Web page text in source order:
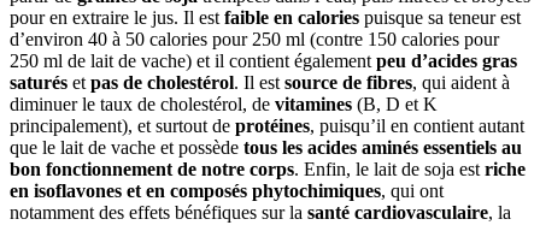
pour en extraire le jus. Il est faible en calories puisque sa teneur est
d’environ 40 à 50 calories pour 250 ml (contre 150 calories pour
250 ml de lait de vache) et il contient également peu d’acides gras
saturés et pas de cholestérol. Il est source de fibres, qui aident à
diminuer le taux de cholestérol, de vitamines (B, D et K
principalement), et surtout de protéines, puisqu’il en contient autant
que le lait de vache et possède tous les acides aminés essentiels au
bon fonctionnement de notre corps. Enfin, le lait de soja est riche
en isoflavones et en composés phytochimiques, qui ont
notamment des effets bénéfiques sur la santé cardiovasculaire, la